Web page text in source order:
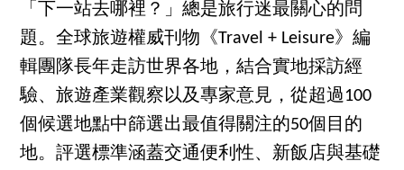
「下一站去哪裡？」總是旅行迷最關心的問
題。全球旅遊權威刊物《Travel + Leisure》編
輯團隊長年走訪世界各地，結合實地採訪經
驗、旅遊產業觀察以及專家意見，從超過100
個候選地點中篩選出最值得關注的50個目的
地。評選標準涵蓋交通便利性、新飯店與基礎